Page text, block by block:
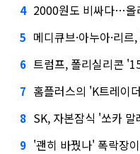
4 2000원도 비싸다…올리
5 메디큐브·아누아·리
6 트럼프, 폴리실리콘
7 홈플러스의 'K트레이
8 SK, 자본잠식 '쏘카
9 '괜히 바꿨나' 폭락장이